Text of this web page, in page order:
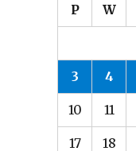
P W
3 4
10 11
17 18